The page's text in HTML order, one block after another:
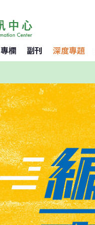
專欄 副刊 深度專題